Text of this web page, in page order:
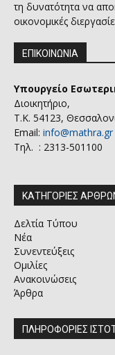
τη δυνατότητα να
οικονομικές
ΕΠΙΚΟΙΝΩΝΙΑ
Υπουργείο
Διοικητήριο,
Τ.Κ. 54123,
Email: info@mathra.gr
Τηλ. : 2313-501100
ΚΑΤΗΓΟΡΙΕΣ
Δελτία Τύπου
Νέα
Συνεντεύξεις
Ομιλίες
Ανακοινώσεις
Άρθρα
ΠΛΗΡΟΦΟΡΙΕΣ